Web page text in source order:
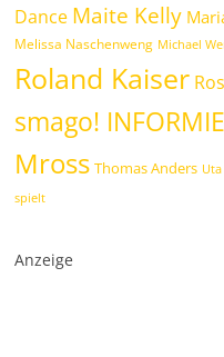
Dance Maite Kelly
Melissa Naschenweng Michael
Roland Kaiser
smago!
Mross Thomas Anders
spielt
Anzeige